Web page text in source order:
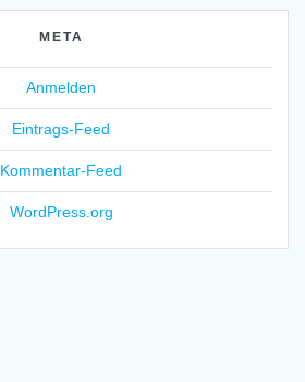
META
Anmelden
Eintrags-Feed
Kommentar-Feed
WordPress.org